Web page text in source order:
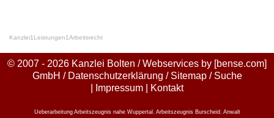
Kanzlei1 Leistungen1Arbeitsrecht
© 2007 - 2026 Kanzlei Bolten / Webservices by [bense.com]
GmbH / Datenschutzerklärung / Sitemap/ Suche
Impressum Kontakt
Ueberarbeitung Arbeitszeugnis nahe Wuppertal Arbeitszeugnis Burscheid Anwalt